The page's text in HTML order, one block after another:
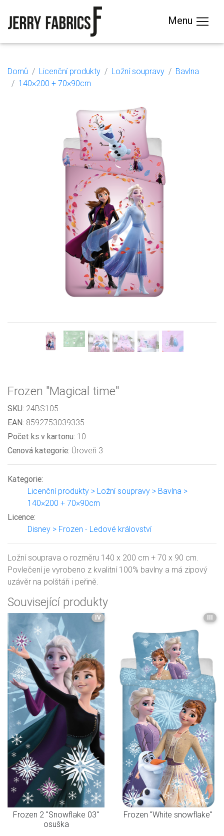
Menu
Domů Licenční produkty Ložní soupravy
Bavlna
140×200 + 70×90cm
Frozen "Magical time"
SKU: 24BS105
EAN: 8592753039335
Počet ks v kartonu: 10
Cenová kategorie: Úroveň 3
Kategorie:
Licenční produkty > Ložní soupravy > Bavlna >
140×200 + 70×90cm
Licence:
Disney > Frozen - Ledové království
Ložní souprava o rozměru 140 x 200 cm + 70 x 90 cm.
Povlečení je vyrobeno z kvalitní 100% bavlny a má zipový
uzávěr na polštáři i peřině.
Související produkty
IV
Frozen 2 "Snowflake 03"
osuška
III
Frozen "White snowflake"